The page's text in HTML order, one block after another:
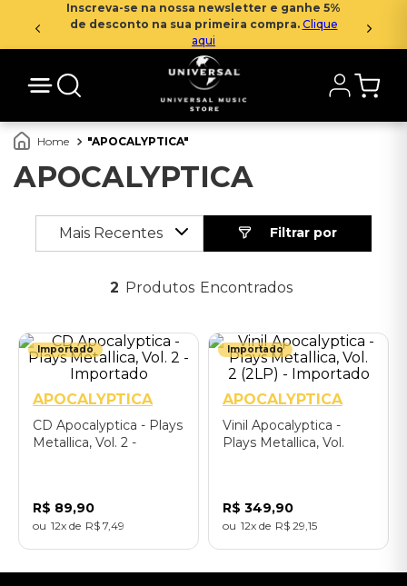
Inscreva-se na nossa newsletter e ganhe 5%
de desconto na sua primeira compra. Clique
aqui
APOCALYPTICA
APOCALYPTICA
Mais Recentes
2 Produtos
Importado
APOCALYPTICA
CD Apocalyptica - Plays
Metallica, Vol. 2 -
R$ 89,90
12 R$ 7 49
Importado
APOCALYPTICA
Vinil Apocalyptica -
Plays Metallica, Vol.
R$ 349,90
12 R$ 29 15